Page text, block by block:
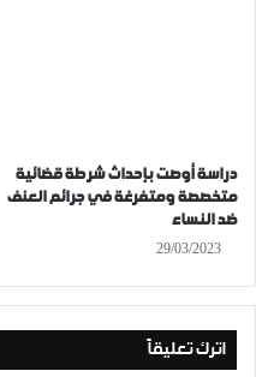
دراسة أوصت بإحداث شرطة قضائية
متخصصة ومتفرغة في جرائم العنف
ضد النساء
29/03/2023
اترك تعليقاً